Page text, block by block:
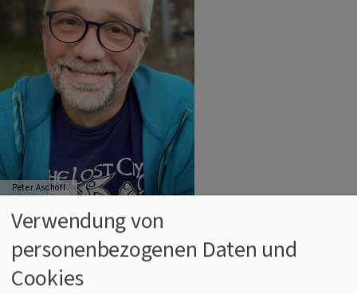
Peter Aschoff
Ihren ganz großen Auftritt haben sie rund um Weihnachten:
die Engel. Aber was machen sie eigentlich den Rest des
Jahres? Und wozu sind sie gut - die „richtigen“ Engel, die
Verwendung von
personenbezogenen Daten und
Cookies